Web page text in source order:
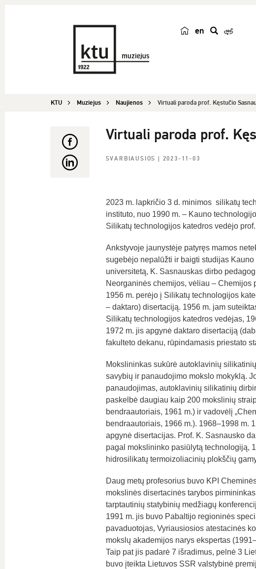
en
k
KTU Muziejus Naujienos Virtuali paroda prof. Kęstučio
Virtuali paroda prof.
SVARBIAUSIOS | 2023-11-03
2023 m. lapkričio 3 d. minimos silikatų
instituto, nuo 1990 m. – Kauno
Silikatų technologijos katedros vedėjo
Ankstyvoje jaunystėje patyręs mamos
sugebėjo nepalūžti ir baigti studijas
universitetą, K. Sasnauskas dirbo
Neorganinės chemijos, vėliau – Chemijos
1956 m. perėjo į Silikatų technologijos
– daktaro) disertaciją. 1956 m. jam
Silikatų technologijos katedros vedėjas,
1972 m. jis apgynė daktaro disertaciją
fakulteto dekanu, rūpindamasis priestato
Mokslininkas sukūrė autoklavinių
savybių ir panaudojimo mokslo mokyklą.
panaudojimas, autoklavinių silikatinių
paskelbė daugiau kaip 200 mokslinių
bendraautoriais, 1961 m.) ir vadovėlį
bendraautoriais, 1966 m.). 1968–1998 m.
apgynė disertacijas. Prof. K. Sasnausko
pagal mokslininko pasiūlytą technologiją,
hidrosilikatų termoizoliacinių plokščių
Daug metų profesorius buvo KPI
mokslinės disertacinės tarybos
tarptautinių statybinių medžiagų
1991 m. jis buvo Pabaltijo regioninės
pavaduotojas, Vyriausiosios atestacinės
mokslų akademijos narys ekspertas
Taip pat jis padarė 7 išradimus, pelnė 3
buvo įteikta Lietuvos SSR valstybinė